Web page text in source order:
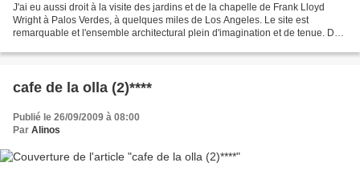
J'ai eu aussi droit à la visite des jardins et de la chapelle de Frank Lloyd
Wright à Palos Verdes, à quelques miles de Los Angeles. Le site est
remarquable et l'ensemble architectural plein d'imagination et de tenue. Des
cafe de la olla (2)****
Publié le 26/09/2009 à 08:00
Par Alinos